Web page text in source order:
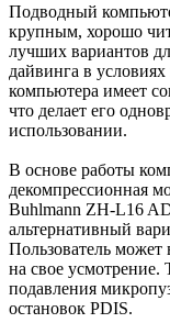
Подводный
крупным, хорошо
лучших вариантов
дайвинга в
компьютера имеет
что делает его
использовании.
В основе работы
декомпрессионная
Buhlmann ZH-L16
альтернативный
Пользователь может
на свое
подавления
остановок PDIS.